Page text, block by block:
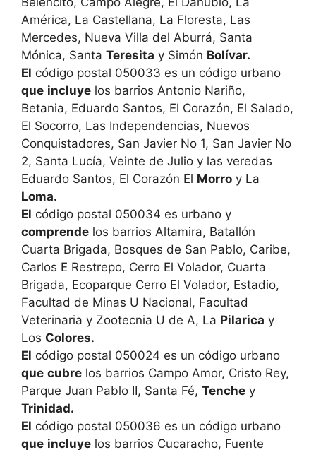
América, La Castellana, La Floresta, Las
Mercedes, Nueva Villa del Aburrá, Santa
Mónica, Santa Teresita y Simón Bolívar.
El código postal 050033 es un código urbano
que incluye los barrios Antonio Nariño,
Betania, Eduardo Santos, El Corazón, El Salado,
El Socorro, Las Independencias, Nuevos
Conquistadores, San Javier No 1, San Javier No
2, Santa Lucía, Veinte de Julio y las veredas
Eduardo Santos, El Corazón El Morro y La
Loma.
El código postal 050034 es urbano y
comprende los barrios Altamira, Batallón
Cuarta Brigada, Bosques de San Pablo, Caribe,
Carlos E Restrepo, Cerro El Volador, Cuarta
Brigada, Ecoparque Cerro El Volador, Estadio,
Facultad de Minas U Nacional, Facultad
Veterinaria y Zootecnia U de A, La Pilarica y
Los Colores.
El código postal 050024 es un código urbano
que cubre los barrios Campo Amor, Cristo Rey,
Parque Juan Pablo II, Santa Fé, Tenche y
Trinidad.
El código postal 050036 es un código urbano
que incluye los barrios Cucaracho, Fuente